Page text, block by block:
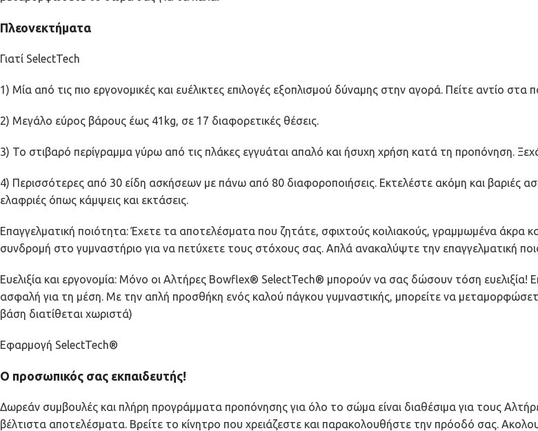
Πλεονεκτήματα
Γιατί SelectTech
1) Μία από τις πιο εργονομικές και ευέλικτες επιλογές εξοπλισμού δύναμης στην αγορά. Πείτε αντίο
2) Μεγάλο εύρος βάρους έως 41kg, σε 17 διαφορετικές θέσεις.
3) Το στιβαρό περίγραμμα γύρω από τις πλάκες εγγυάται απαλό και ήσυχη χρήση κατά τη προπόνηση.
4) Περισσότερες από 30 είδη ασκήσεων με πάνω από 80 διαφοροποιήσεις. Εκτελέστε ακόμη και βαριές
ελαφριές όπως κάμψεις και εκτάσεις.
Επαγγελματική ποιότητα: Έχετε τα αποτελέσματα που ζητάτε, σφιχτούς κοιλιακούς, γραμμωμένα άκρα
συνδρομή στο γυμναστήριο για να πετύχετε τους στόχους σας. Απλά ανακαλύψτε την επαγγελματική
Ευελιξία και εργονομία: Μόνο οι Αλτήρες Bowflex® SelectTech® μπορούν να σας δώσουν τόση ευελιξία!
ασφαλή για τη μέση. Με την απλή προσθήκη ενός καλού πάγκου γυμναστικής, μπορείτε να
βάση διατίθεται χωριστά)
Εφαρμογή SelectTech®
Ο προσωπικός σας εκπαιδευτής!
Δωρεάν συμβουλές και πλήρη προγράμματα προπόνησης για όλο το σώμα είναι διαθέσιμα για τους
βέλτιστα αποτελέσματα. Βρείτε το κίνητρο που χρειάζεστε και παρακολουθήστε την πρόοδό σας.